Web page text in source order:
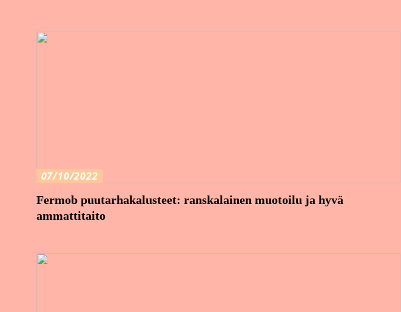
07/10/2022
Fermob puutarhakalusteet: ranskalainen muotoilu ja hyvä
ammattitaito